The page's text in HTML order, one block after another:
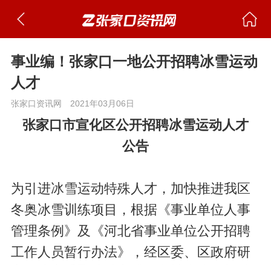
事业编！张家口一地公开招聘冰雪运动
人才
张家口资讯网 2021年03月06日
张家口市宣化区公开招聘冰雪运动人才
公告
为引进冰雪运动特殊人才，加快推进我区
冬奥冰雪训练项目，根据《事业单位人事
管理条例》及《河北省事业单位公开招聘
工作人员暂行办法》，经区委、区政府研